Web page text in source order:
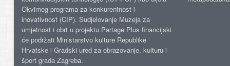
Okvirnog programa za konkurentnost i
inovativnost (CIP). Sudjelovanje Muzeja za
umjetnost i obrt u projektu Partage Plus financijski
će podržati Ministarstvo kulture Republike
Hrvatske i Gradski ured za obrazovanje, kulturu i
šport grada Zagreba.